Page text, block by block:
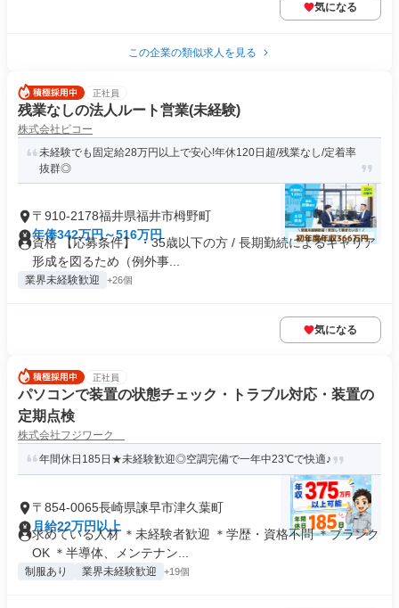
気になる
この企業の類似求人を見る
正社員
残業なしの法人ルート営業(未経験)
株式会社ビコー
未経験でも固定給28万円以上で安心!年休120日超/残業なし/定着率
抜群◎
〒910-2178福井県福井市栂野町
年俸342万円～516万円
資格 【応募条件】 ・35歳以下の方 / 長期勤続によるキャリア
形成を図るため（例外事...
業界未経験歓迎 +26個
気になる
正社員
パソコンで装置の状態チェック・トラブル対応・装置の
定期点検
株式会社フジワーク
年間休日185日★未経験歓迎◎空調完備で一年中23℃で快適♪
〒854-0065長崎県諫早市津久葉町
月給22万円以上
求めている人材 ＊未経験者歓迎 ＊学歴・資格不問 ＊ブランク
OK ＊半導体、メンテナン...
制服あり 業界未経験歓迎 +19個